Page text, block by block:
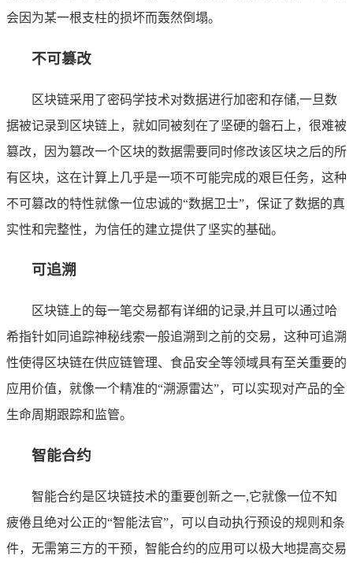
会因为某一根支柱的损坏而轰然倒塌。
不可篡改
区块链采用了密码学技术对数据进行加密和存储,一旦数
据被记录到区块链上，就如同被刻在了坚硬的磐石上，很难被
篡改，因为篡改一个区块的数据需要同时修改该区块之后的所
有区块，这在计算上几乎是一项不可能完成的艰巨任务，这种
不可篡改的特性就像一位忠诚的“数据卫士”，保证了数据的真
实性和完整性，为信任的建立提供了坚实的基础。
可追溯
区块链上的每一笔交易都有详细的记录,并且可以通过哈
希指针如同追踪神秘线索一般追溯到之前的交易，这种可追溯
性使得区块链在供应链管理、食品安全等领域具有至关重要的
应用价值，就像一个精准的“溯源雷达”，可以实现对产品的全
生命周期跟踪和监管。
智能合约
智能合约是区块链技术的重要创新之一,它就像一位不知
疲倦且绝对公正的“智能法官”，可以自动执行预设的规则和条
件，无需第三方的干预，智能合约的应用可以极大地提高交易